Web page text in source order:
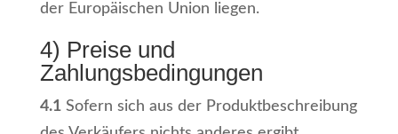
der Europäischen Union liegen.
4) Preise und
Zahlungsbedingungen
4.1Sofern sich aus der Produktbeschreibung